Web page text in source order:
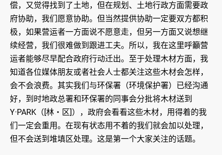
偿，又觉得找到了土地，但在规划、土地行政方面需要政
府协助，我们愿意协助。但当然提供协助一定要双方都积
极，如果营运者一方面说不愿意走，但另一方面又说想继
续经营，我们很难做到跟进工夫。所以，我在这里呼籲营
运者能够尽早配合政府行动迁出。至于处理木材方面，我
知道各位媒体朋友或者社会人士都关注这些木材会怎样，
会不会浪费。其实我们与环保署（环境保护署）已经沟通
好，到时地政总署和环保署的同事会分批将木材送到
Y·PARK（[林‧区]），政府会看看这些木材，用得着的我
们一定会重用。在现有状态用不着的我们就会加以处理，
但不会送到堆填区处理。这是第一个大家关注的话题。